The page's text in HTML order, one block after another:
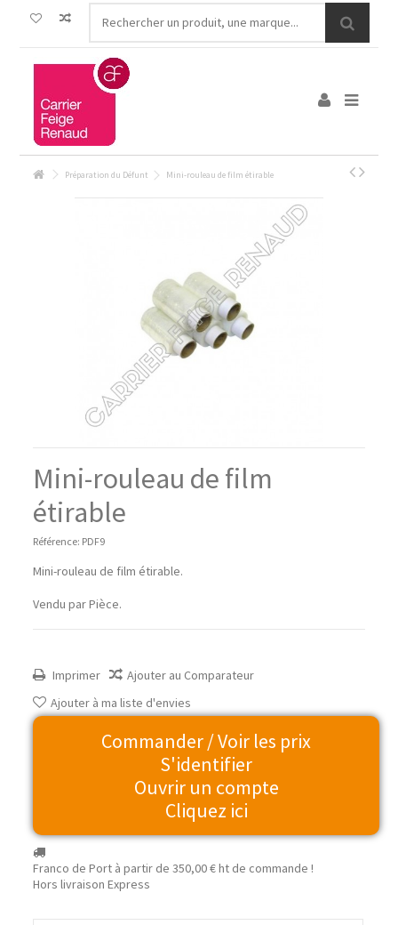
Préparation du Défunt Mini-rouleau de film étirable
Mini-rouleau de film
étirable
Référence: PDF9
Mini-rouleau de film étirable.
Vendu par Pièce.
Imprimer
Ajouter au Comparateur
Ajouter à ma liste d'envies
Commander / Voir les prix
S'identifier
Ouvrir un compte
Cliquez ici
Franco de Port à partir de350,00 €ht de commande !
Hors livraison Express